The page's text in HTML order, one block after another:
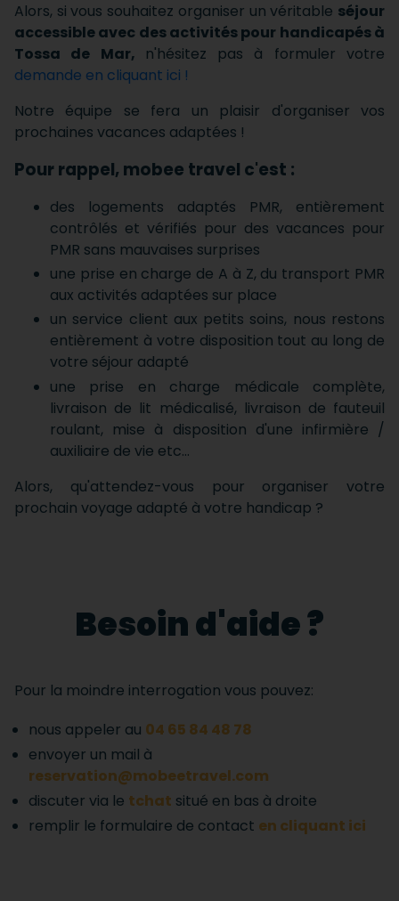
Alors, si vous souhaitez organiser un véritable séjour
accessible avec des activités pour handicapés à
Tossa de Mar, n'hésitez pas à formuler votre
demande en cliquant ici !
Notre équipe se fera un plaisir d'organiser vos
prochaines vacances adaptées !
Pour rappel, mobee travel c'est :
des logements adaptés PMR, entièrement
contrôlés et vérifiés pour des vacances pour
PMR sans mauvaises surprises
une prise en charge de A à Z, du transport PMR
aux activités adaptées sur place
un service client aux petits soins, nous restons
entièrement à votre disposition tout au long de
votre séjour adapté
une prise en charge médicale complète,
livraison de lit médicalisé, livraison de fauteuil
roulant, mise à disposition d'une infirmière /
auxiliaire de vie etc…
Alors, qu'attendez-vous pour organiser votre
prochain voyage adapté à votre handicap ?
Besoin d'aide ?
Pour la moindre interrogation vous pouvez:
nous appeler au 04 65 84 48 78
envoyer un mail à
reservation@mobeetravel.com
discuter via le tchat situé en bas à droite
remplir le formulaire de contact en cliquant ici